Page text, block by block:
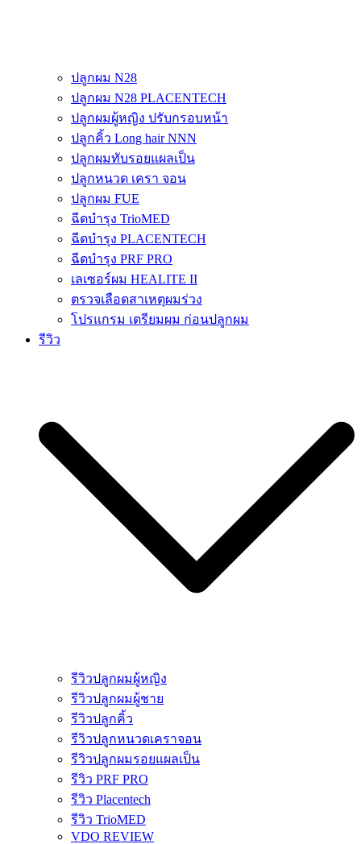
ปลูกผม N28
ปลูกผม N28 PLACENTECH
ปลูกผมผู้หญิง ปรับกรอบหน้า
ปลูกคิ้ว Long hair NNN
ปลูกผมทับรอยแผลเป็น
ปลูกหนวด เครา จอน
ปลูกผม FUE
ฉีดบำรุง TrioMED
ฉีดบำรุง PLACENTECH
ฉีดบำรุง PRF PRO
เลเซอร์ผม HEALITE II
ตรวจเลือดสาเหตุผมร่วง
โปรแกรม เตรียมผม ก่อนปลูกผม
รีวิว
รีวิวปลูกผมผู้หญิง
รีวิวปลูกผมผู้ชาย
รีวิวปลูกคิ้ว
รีวิวปลูกหนวดเคราจอน
รีวิวปลูกผมรอยแผลเป็น
รีวิว PRF PRO
รีวิว Placentech
รีวิว TrioMED
VDO REVIEW